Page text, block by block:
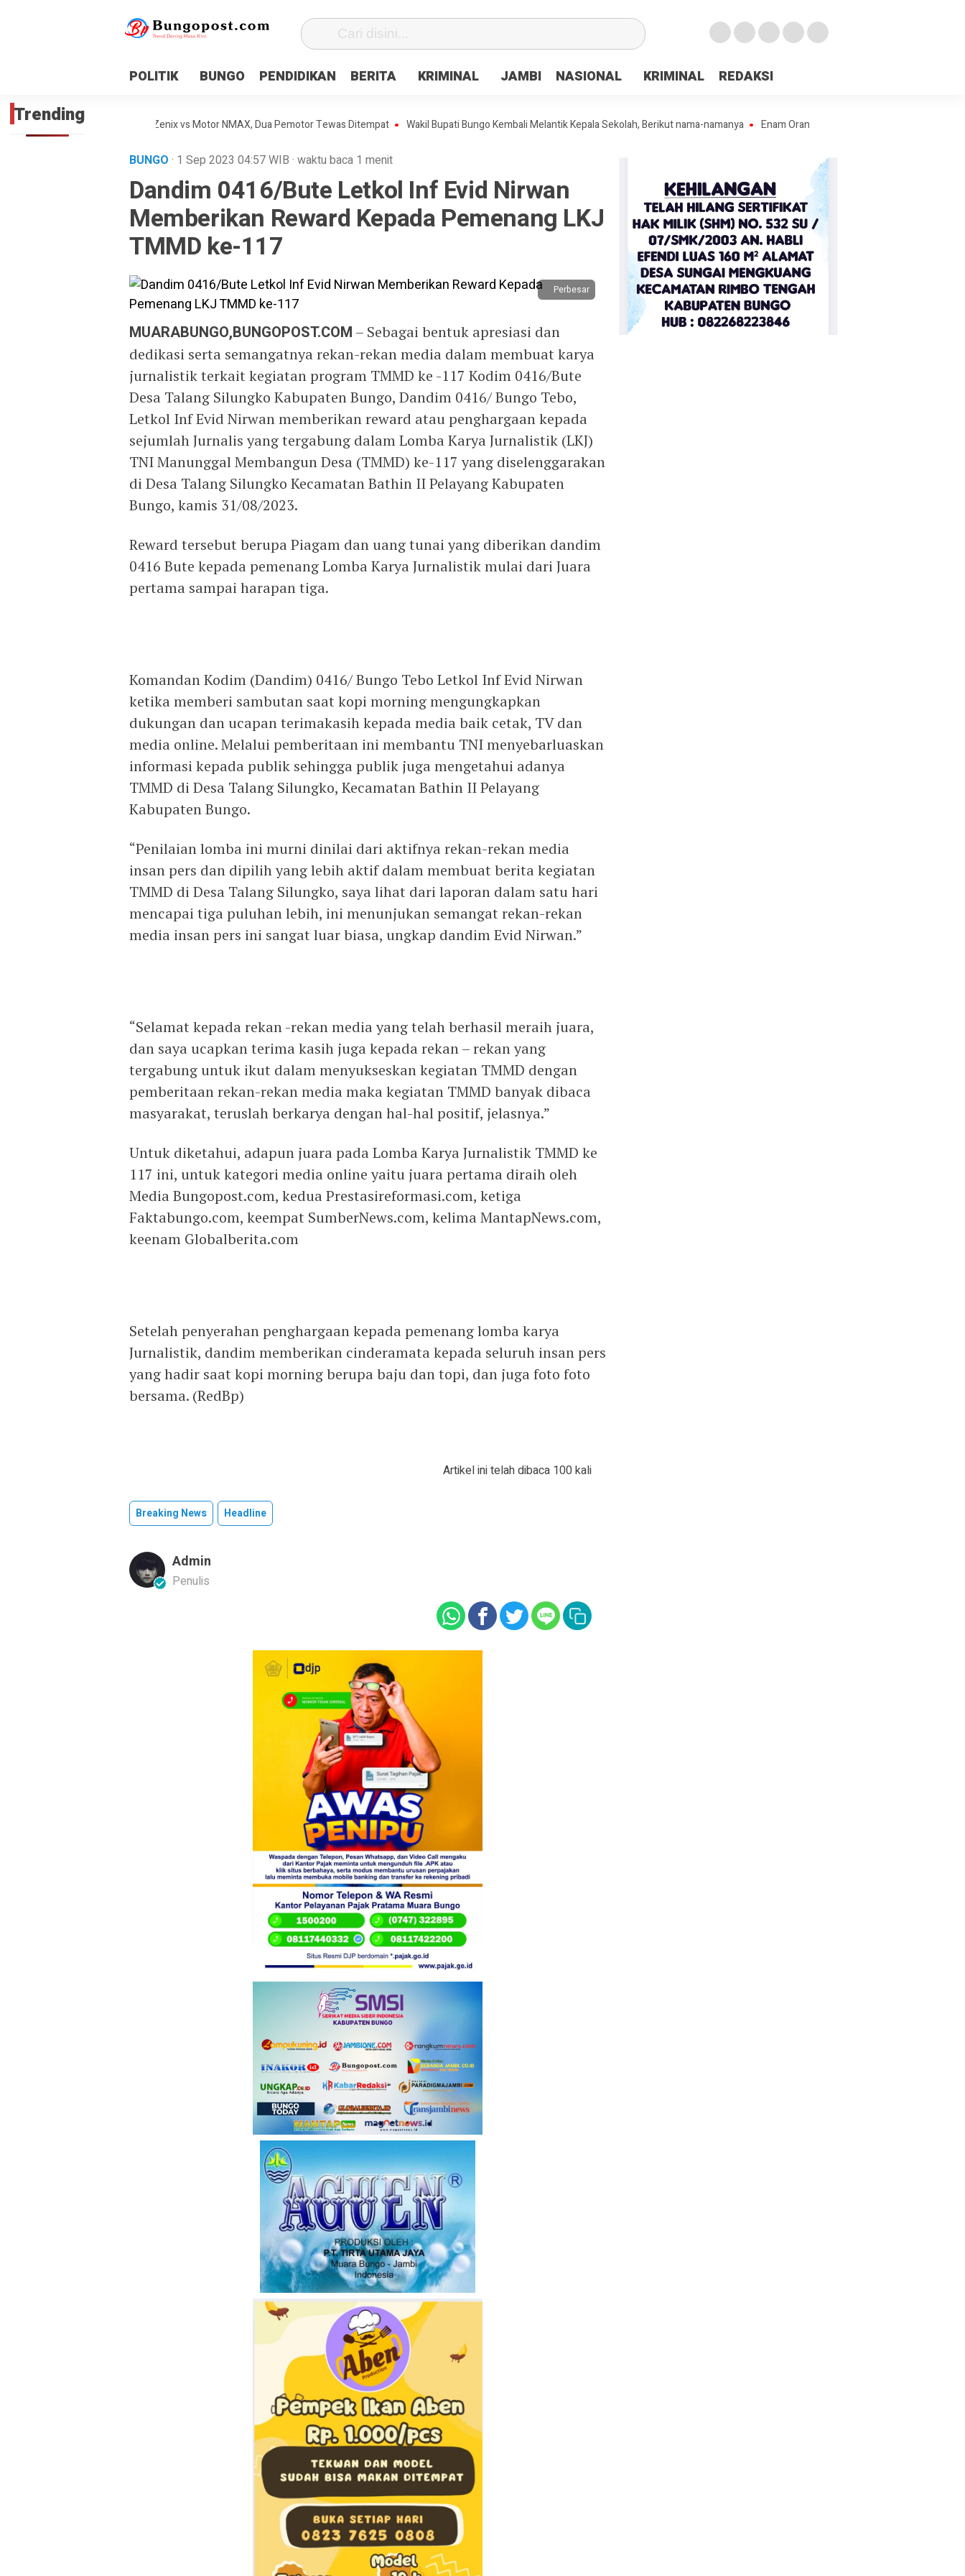
POLITIK BUNGO PENDIDIKAN BERITA KRIMINAL JAMBI NASIONAL KRIMINAL REDAKSI
Maut Antara Inova Zenix vs Motor NMAX, Dua Pemotor Tewas Ditempat Wakil Bupati Bungo Kembali Melantik Kepala Sekolah, Berikut nama-namanya Enam Orang Pekerja Penambang Ilegal “Lubang
Trending
BUNGO · 1 Sep 2023 04:57WIB · waktu baca 1 menit
Dandim 0416/Bute Letkol Inf Evid Nirwan
Memberikan Reward Kepada Pemenang LKJ
TMMD ke-117
Perbesar
MUARABUNGO,BUNGOPOST.COM – Sebagai bentuk apresiasi dan
dedikasi serta semangatnya rekan-rekan media dalam membuat karya
jurnalistik terkait kegiatan program TMMD ke -117 Kodim 0416/Bute
Desa Talang Silungko Kabupaten Bungo, Dandim 0416/ Bungo Tebo,
Letkol Inf Evid Nirwan memberikan reward atau penghargaan kepada
sejumlah Jurnalis yang tergabung dalam Lomba Karya Jurnalistik (LKJ)
TNI Manunggal Membangun Desa (TMMD) ke-117 yang diselenggarakan
di Desa Talang Silungko Kecamatan Bathin II Pelayang Kabupaten
Bungo, kamis 31/08/2023.
Reward tersebut berupa Piagam dan uang tunai yang diberikan dandim
0416 Bute kepada pemenang Lomba Karya Jurnalistik mulai dari Juara
pertama sampai harapan tiga.
Komandan Kodim (Dandim) 0416/ Bungo Tebo Letkol Inf Evid Nirwan
ketika memberi sambutan saat kopi morning mengungkapkan
dukungan dan ucapan terimakasih kepada media baik cetak, TV dan
media online. Melalui pemberitaan ini membantu TNI menyebarluaskan
informasi kepada publik sehingga publik juga mengetahui adanya
TMMD di Desa Talang Silungko, Kecamatan Bathin II Pelayang
Kabupaten Bungo.
“Penilaian lomba ini murni dinilai dari aktifnya rekan-rekan media
insan pers dan dipilih yang lebih aktif dalam membuat berita kegiatan
TMMD di Desa Talang Silungko, saya lihat dari laporan dalam satu hari
mencapai tiga puluhan lebih, ini menunjukan semangat rekan-rekan
media insan pers ini sangat luar biasa, ungkap dandim Evid Nirwan.”
“Selamat kepada rekan -rekan media yang telah berhasil meraih juara,
dan saya ucapkan terima kasih juga kepada rekan – rekan yang
tergabung untuk ikut dalam menyukseskan kegiatan TMMD dengan
pemberitaan rekan-rekan media maka kegiatan TMMD banyak dibaca
masyarakat, teruslah berkarya dengan hal-hal positif, jelasnya.”
Untuk diketahui, adapun juara pada Lomba Karya Jurnalistik TMMD ke
117 ini, untuk kategori media online yaitu juara pertama diraih oleh
Media Bungopost.com, kedua Prestasireformasi.com, ketiga
Faktabungo.com, keempat SumberNews.com, kelima MantapNews.com,
keenam Globalberita.com
Setelah penyerahan penghargaan kepada pemenang lomba karya
Jurnalistik, dandim memberikan cinderamata kepada seluruh insan pers
yang hadir saat kopi morning berupa baju dan topi, dan juga foto foto
bersama. (RedBp)
Artikel ini telah dibaca 100 kali
Breaking News Headline
Admin
Penulis